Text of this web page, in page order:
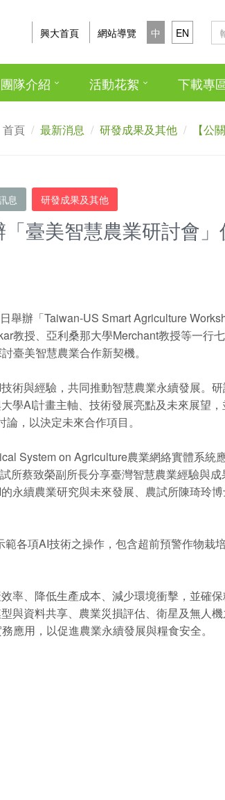
興大首頁 網站導覽 中 EN
隊介紹 活動花絮 下載專
首頁 最新消息 研發成果及其他 【公
息 研發成果及其他
臺美智慧農業研討會
舉辦「Taiwan-US Smart Agriculture
教授、亞利桑那大學Merchant教授等一行
臺美智慧農業合作新契機。
術與經驗，共同推動智慧農業永續發展。
學AI計畫主軸、技術發展亮點及未來展望
，以決定未來合作項目。
System on Agriculture農業網絡實體系統
所蔡致榮副所長分享臺灣智慧農業經驗與
續農業研究與未來發展、農試所陳琦玲
各項AI技術之操作，包含超前預警作物栽
率、降低生產成本、減少環境衝擊，並確
與資料共享、農業災損評估、衛星及無人
應用，以促進農業永續發展與糧食安全。